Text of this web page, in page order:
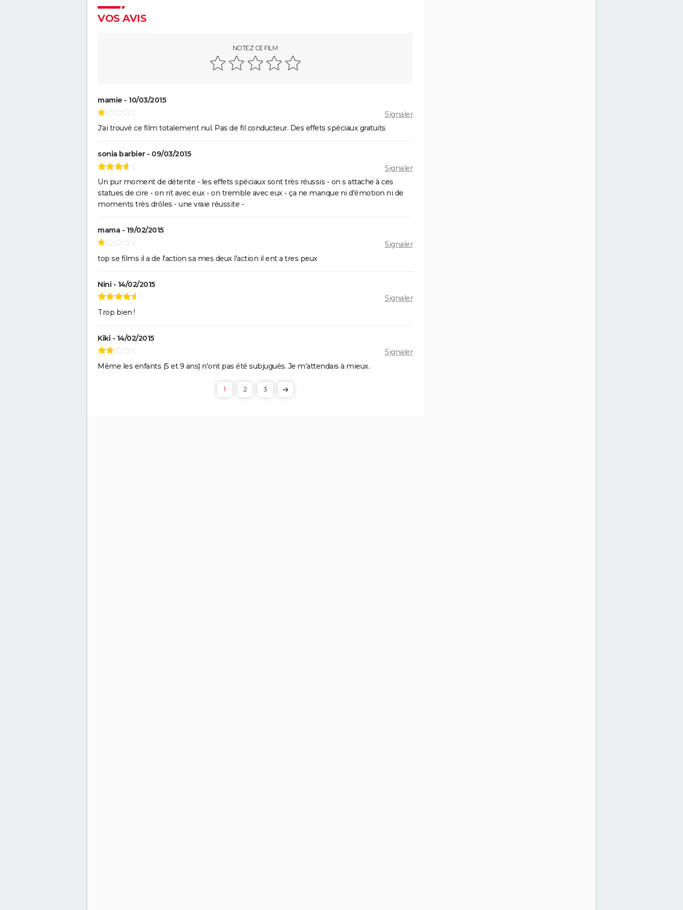
Gaston Lagaffe : intrigue, avis,
streaming... Tout sur l'adaptation de
VOS AVIS
NOTEZ CE FILM
mamie - 10/03/2015
Signaler
J'ai trouvé ce film totalement nul. Pas de fil conducteur. Des effets spéciaux gratuits
sonia barbier - 09/03/2015
Signaler
Un pur moment de détente - les effets spéciaux sont très réussis - on s attache à ces
statues de cire - on rit avec eux - on tremble avec eux - ça ne manque ni d'émotion ni de
moments très drôles - une vraie réussite -
mama - 19/02/2015
Signaler
top se films il a de l'action sa mes deux l'action il ent a tres peux
Nini - 14/02/2015
Signaler
Trop bien !
Kiki - 14/02/2015
Signaler
Même les enfants (5 et 9 ans) n'ont pas été subjugués. Je m'attendais à mieux.
1 2 3